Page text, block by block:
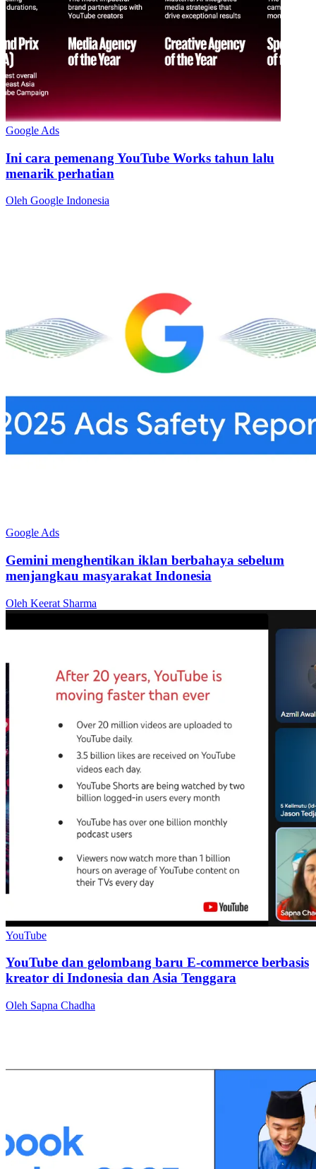
Google Ads
Ini cara pemenang YouTube Works tahun lalu
menarik perhatian
Oleh Google Indonesia
Google Ads
Gemini menghentikan iklan berbahaya sebelum
menjangkau masyarakat Indonesia
Oleh Keerat Sharma
YouTube
YouTube dan gelombang baru E-commerce berbasis
kreator di Indonesia dan Asia Tenggara
Oleh Sapna Chadha